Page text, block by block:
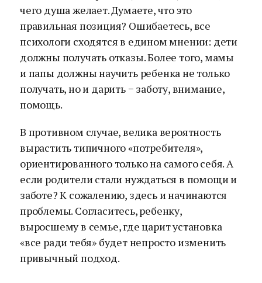
чего душа желает. Думаете, что это
правильная позиция? Ошибаетесь, все
психологи сходятся в едином мнении: дети
должны получать отказы. Более того, мамы
и папы должны научить ребенка не только
получать, но и дарить − заботу, внимание,
помощь.
В противном случае, велика вероятность
вырастить типичного «потребителя»,
ориентированного только на самого себя. А
если родители стали нуждаться в помощи и
заботе? К сожалению, здесь и начинаются
проблемы. Согласитесь, ребенку,
выросшему в семье, где царит установка
«все ради тебя» будет непросто изменить
привычный подход.